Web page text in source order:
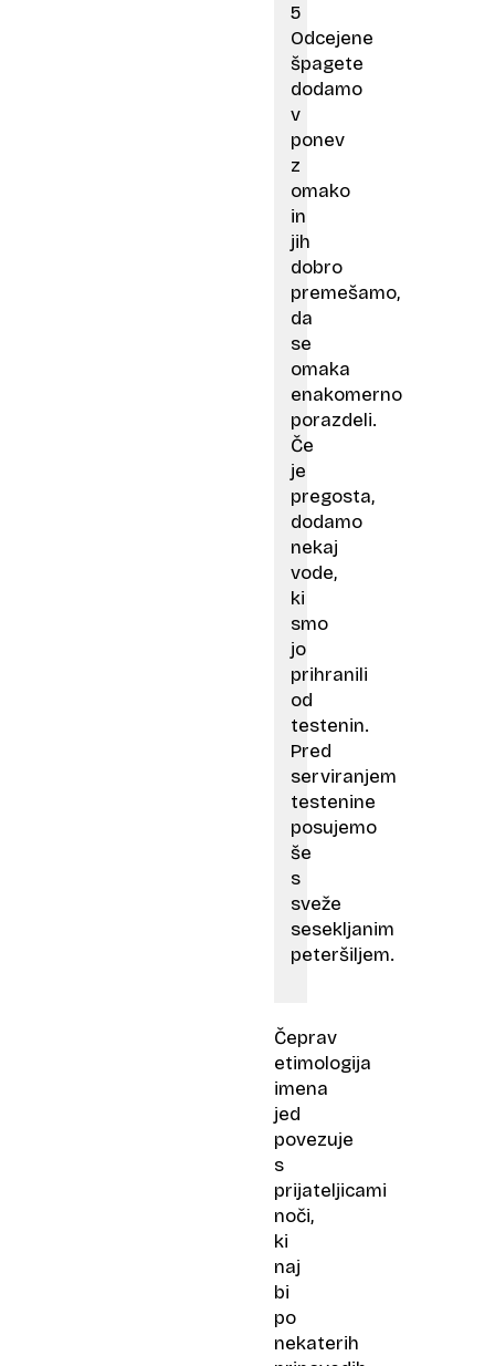
5
Odcejene
špagete
dodamo
v
ponev
z
omako
in
jih
dobro
premešamo,
da
se
omaka
enakomerno
porazdeli.
Če
je
pregosta,
dodamo
nekaj
vode,
ki
smo
jo
prihranili
od
testenin.
Pred
serviranjem
testenine
posujemo
še
s
sveže
sesekljanim
peteršiljem.
Čeprav
etimologija
imena
jed
povezuje
s
prijateljicami
noči,
ki
naj
bi
po
nekaterih